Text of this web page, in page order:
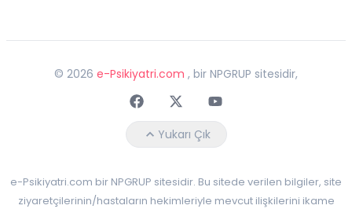
© 2026 e-Psikiyatri.com , bir NPGRUP sitesidir,
FaceebokTwitterYoutube
Yukarı Çık
e-Psikiyatri.com bir NPGRUP sitesidir. Bu sitede verilen bilgiler, site
ziyaretçilerinin/hastaların hekimleriyle mevcut ilişkilerini ikame